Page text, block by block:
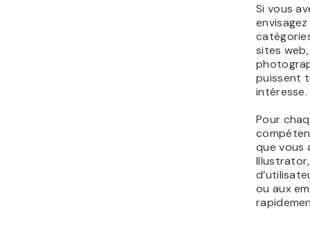
Si vous
sites
puissent
intéresse.
Pour
que vous
ou aux